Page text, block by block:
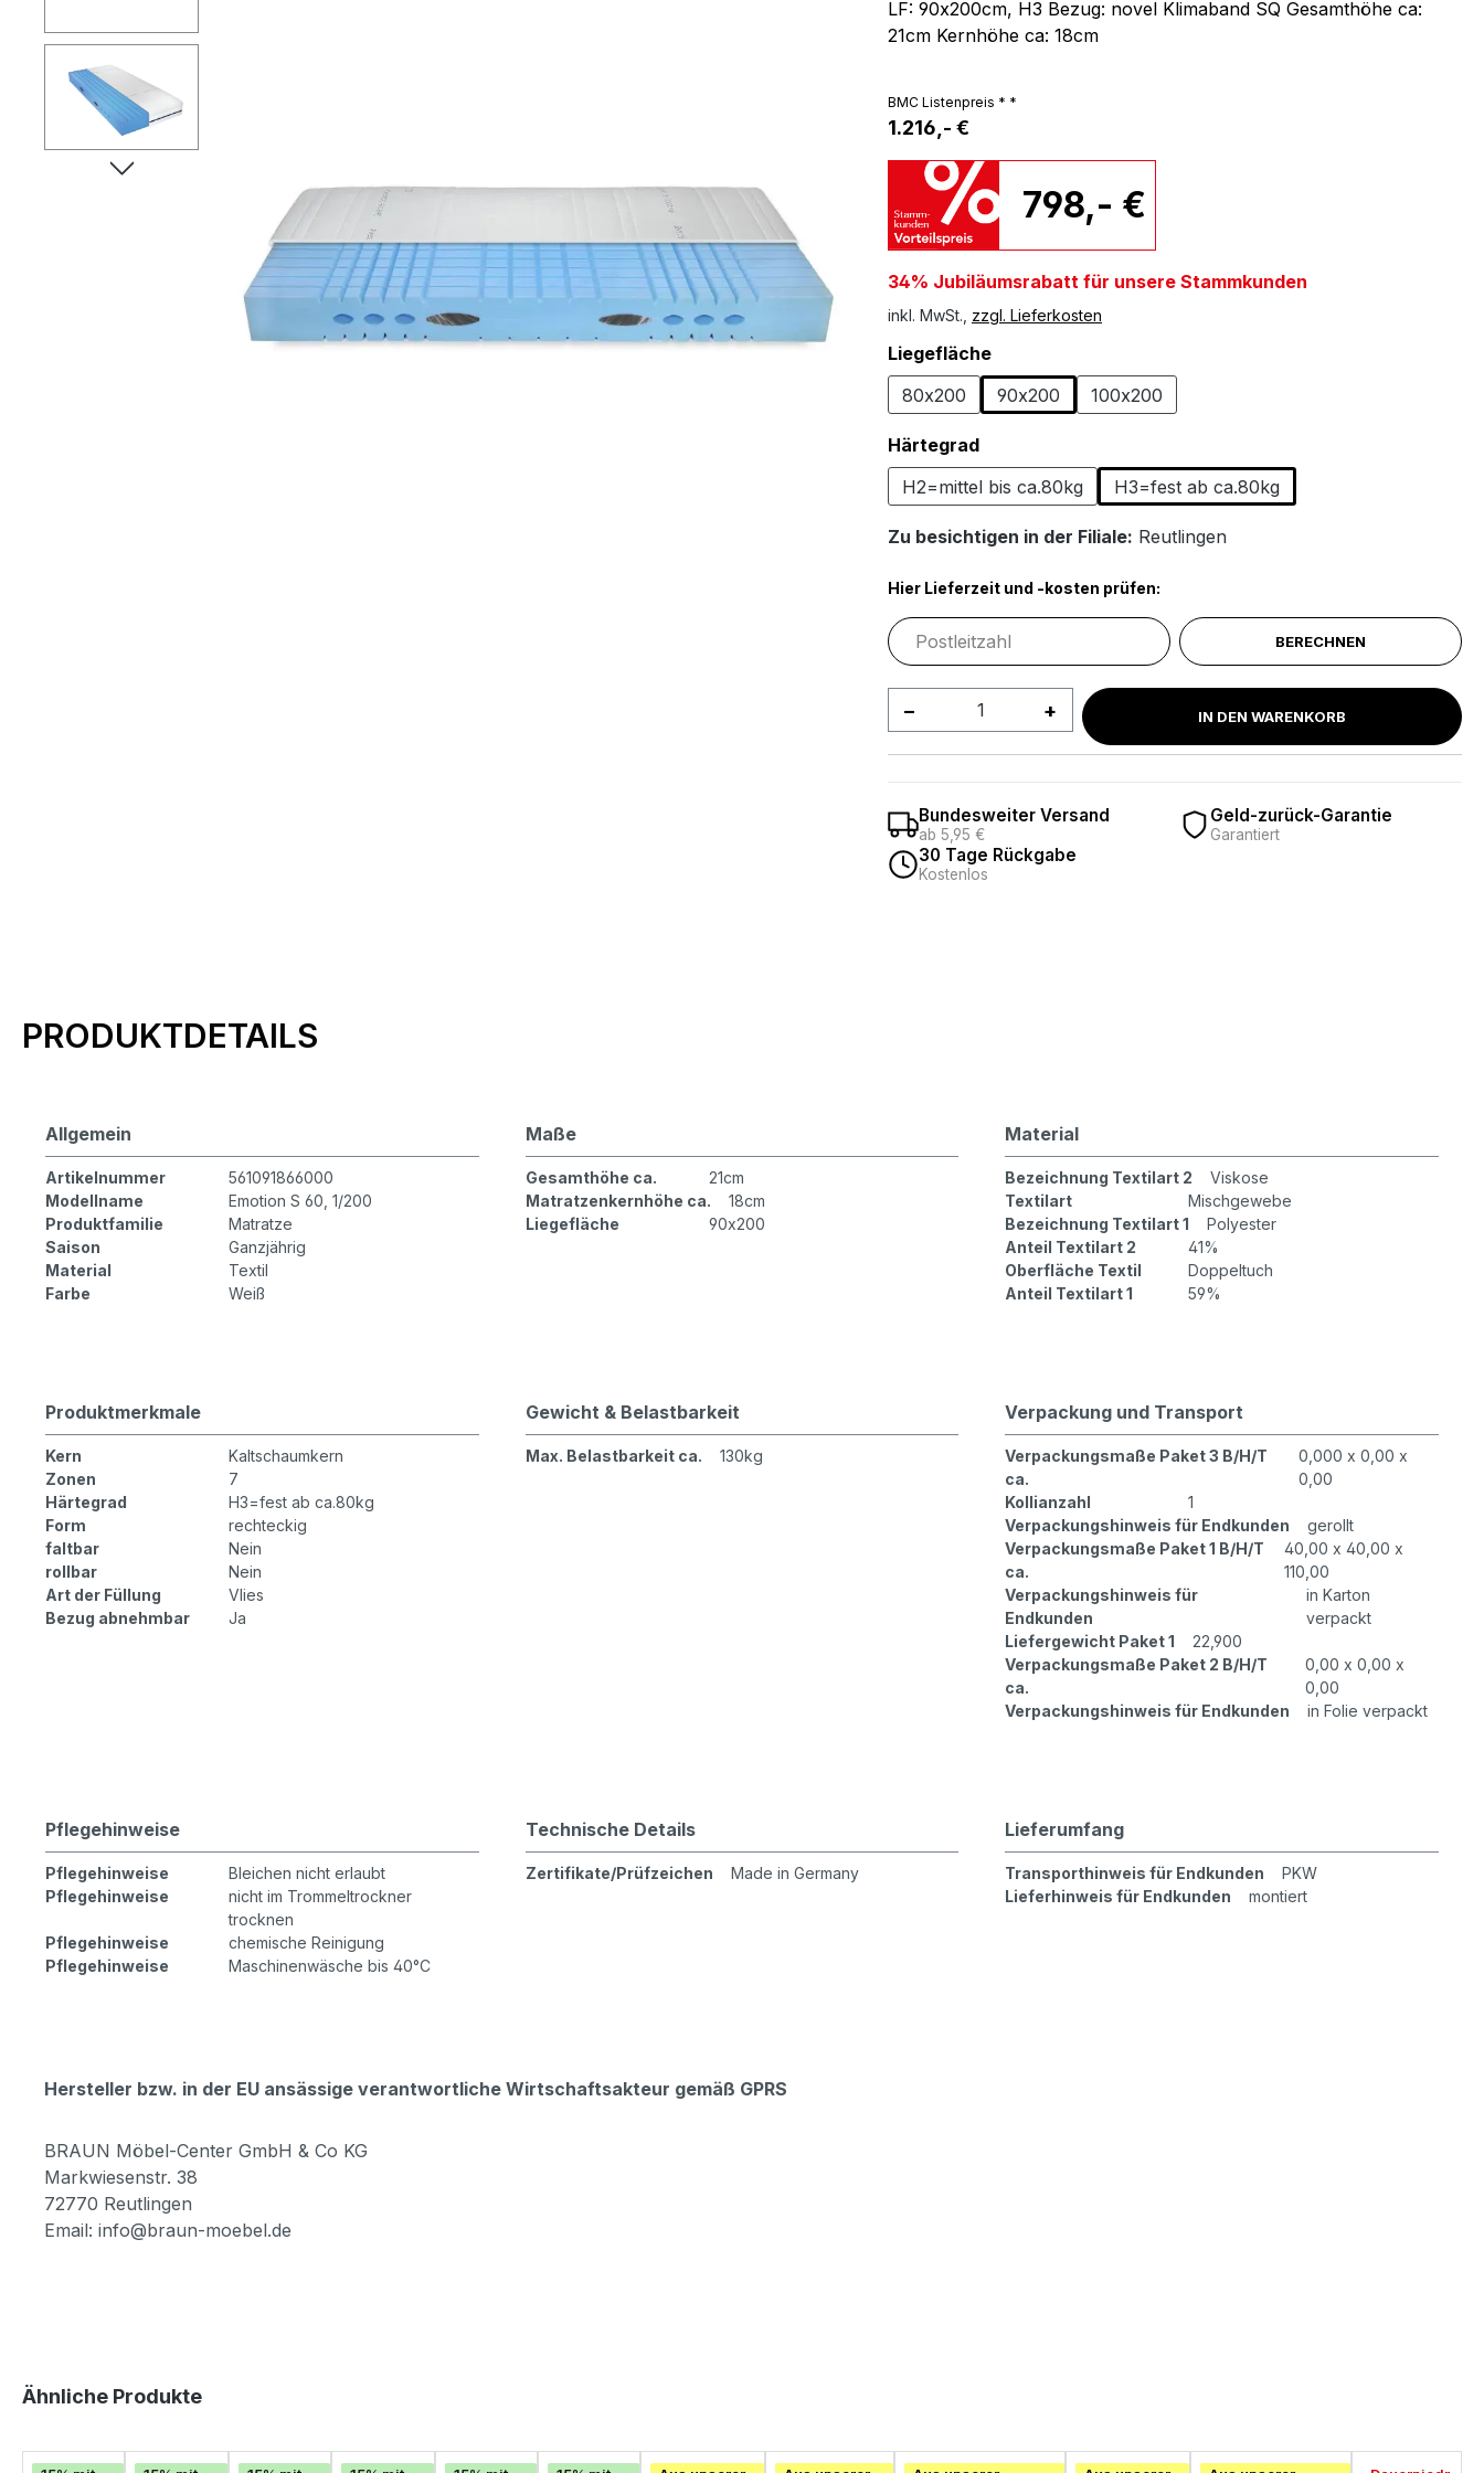
LF: 90x200cm, H3 Bezug: novel Klimaband SQ Gesamthöhe ca:
21cm Kernhöhe ca: 18cm
BMC Listenpreis * *
1.216,- €
798,- €
34% Jubiläumsrabatt für unsere Stammkunden
inkl. MwSt., zzgl. Lieferkosten
Liegeflächeauswählen
80x200
90x200 100x200
Härtegradauswählen
H2=mittel bis ca.80kg
H3=fest ab ca.80kg
Zu besichtigen in der Filiale: Reutlingen
Hier Lieferzeit und -kosten prüfen:
BERECHNEN
Produkt Anzahl: Gib den gewünschten Wert
IN DEN WARENKORB
Bundesweiter Versand
ab 5,95 €
Geld-zurück-Garantie
Garantiert
30 Tage Rückgabe
Kostenlos
Produktinformationen
PRODUKTDETAILS
Allgemein
Artikelnummer
561091866000
Modellname
Emotion S 60, 1/200
Produktfamilie
Matratze
Saison
Ganzjährig
Material
Textil
Farbe
Weiß
Maße
Gesamthöhe ca.
21cm
Matratzenkernhöhe ca.
18cm
Liegefläche
90x200
Material
Bezeichnung Textilart 2
Viskose
Textilart
Mischgewebe
Bezeichnung Textilart 1
Polyester
Anteil Textilart 2
41%
Oberfläche Textil
Doppeltuch
Anteil Textilart 1
59%
Produktmerkmale
Kern
Kaltschaumkern
Zonen
7
Härtegrad
H3=fest ab ca.80kg
Form
rechteckig
faltbar
Nein
rollbar
Nein
Art der Füllung
Vlies
Bezug abnehmbar
Ja
Gewicht & Belastbarkeit
Max. Belastbarkeit ca. 130kg
Verpackung und Transport
Verpackungsmaße Paket 3 B/H/T
ca.
0,000 x 0,00 x
0,00
Kollianzahl
1
Verpackungshinweis für Endkunden
gerollt
Verpackungsmaße Paket 1 B/H/T
ca.
40,00 x 40,00 x
110,00
Verpackungshinweis für
Endkunden
in Karton
verpackt
Liefergewicht Paket 1
22,900
Verpackungsmaße Paket 2 B/H/T
ca.
0,00 x 0,00 x
0,00
Verpackungshinweis für Endkunden
in Folie verpackt
Pflegehinweise
Pflegehinweise
Bleichen nicht erlaubt
Pflegehinweise
nicht im Trommeltrockner
trocknen
Pflegehinweise
chemische Reinigung
Pflegehinweise
Maschinenwäsche bis 40°C
Technische Details
Zertifikate/Prüfzeichen Made in Germany
Lieferumfang
Transporthinweis für Endkunden
PKW
Lieferhinweis für Endkunden
montiert
Hersteller bzw. in der EU ansässige verantwortliche Wirtschaftsakteur gemäß GPRS
BRAUN Möbel-Center GmbH & Co KG
Markwiesenstr. 38
72770 Reutlingen
Email: info@braun-moebel.de
Produktgalerie überspringen
Ähnliche Produkte